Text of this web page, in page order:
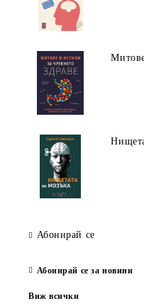
Абонирай се
Абонирай се за новини
Виж всички